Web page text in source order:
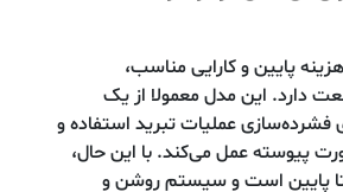
پایین و کارایی مناسب،
دارد. این مدل معمولا از یک
فشرده‌سازی عملیات تبرید استفاده و
پیوسته عمل می‌کند. با این حال،
پایین است و سیستم روشن و